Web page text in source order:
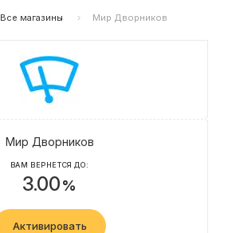
Все магазины Мир Дворников
Мир Дворников
ВАМ ВЕРНЕТСЯ ДО:
3.00%
Активировать